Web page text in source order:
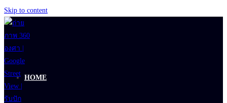
Skip to content
HOME